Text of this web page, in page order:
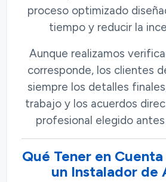
proceso optimizado
tiempo y reducir la
Aunque realizamos
corresponde, los clientes
siempre los detalles
trabajo y los acuerdos
profesional elegido
Qué Tener en
un Instalador de